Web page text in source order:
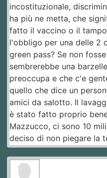
incostituzionale,
ha più ne metta, che
fatto il vaccino o il
l'obbligo per una delle 2
green pass? Se non
sembrerebbe una
preoccupa e che c'e
quello che dice un
amici da salotto. Il
è stato fatto proprio
Mazzucco, ci sono 10
deciso di non piegare la